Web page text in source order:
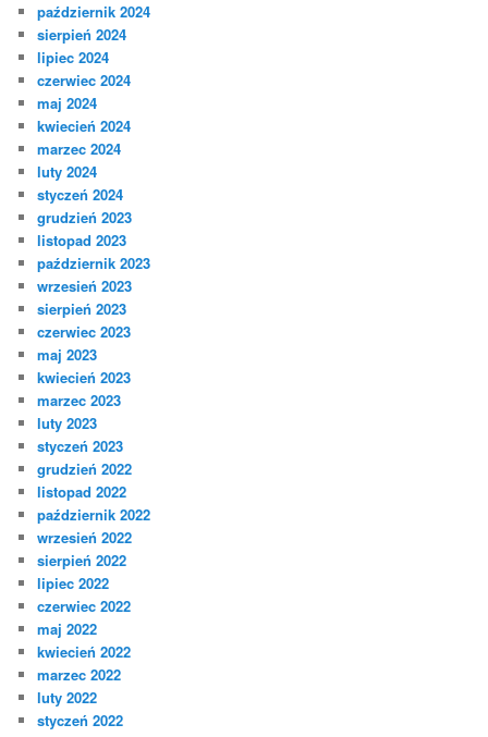
październik 2024
sierpień 2024
lipiec 2024
czerwiec 2024
maj 2024
kwiecień 2024
marzec 2024
luty 2024
styczeń 2024
grudzień 2023
listopad 2023
październik 2023
wrzesień 2023
sierpień 2023
czerwiec 2023
maj 2023
kwiecień 2023
marzec 2023
luty 2023
styczeń 2023
grudzień 2022
listopad 2022
październik 2022
wrzesień 2022
sierpień 2022
lipiec 2022
czerwiec 2022
maj 2022
kwiecień 2022
marzec 2022
luty 2022
styczeń 2022